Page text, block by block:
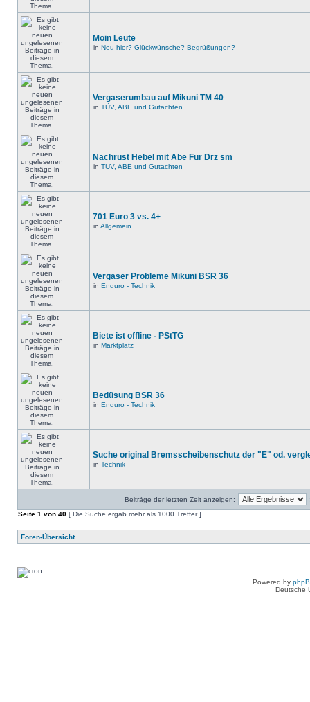
Moin Leute
in Neu hier? Glückwünsche? Begrüßungen?
Vergaserumbau auf Mikuni TM 40
in TÜV, ABE und Gutachten
Nachrüst Hebel mit Abe Für Drz sm
in TÜV, ABE und Gutachten
701 Euro 3 vs. 4+
in Allgemein
Vergaser Probleme Mikuni BSR 36
in Enduro - Technik
Biete ist offline - PStTG
in Marktplatz
Bedüsung BSR 36
in Enduro - Technik
Suche original Bremsscheibenschutz der "E" od.
in Technik
Beiträge der letzten Zeit anzeigen:
Seite 1 von 40 [ Die Suche ergab mehr als 1000 Treffer ]
Foren-Übersicht
Powered by
Deutsche